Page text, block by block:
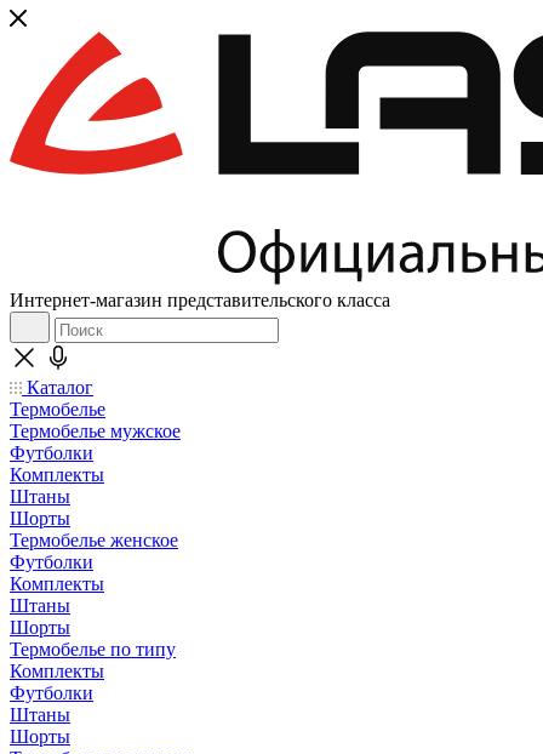
Интернет-магазин представительского класса
Каталог
Термобелье
Термобелье мужское
Футболки
Комплекты
Штаны
Шорты
Термобелье женское
Футболки
Комплекты
Штаны
Шорты
Термобелье по типу
Комплекты
Футболки
Штаны
Шорты